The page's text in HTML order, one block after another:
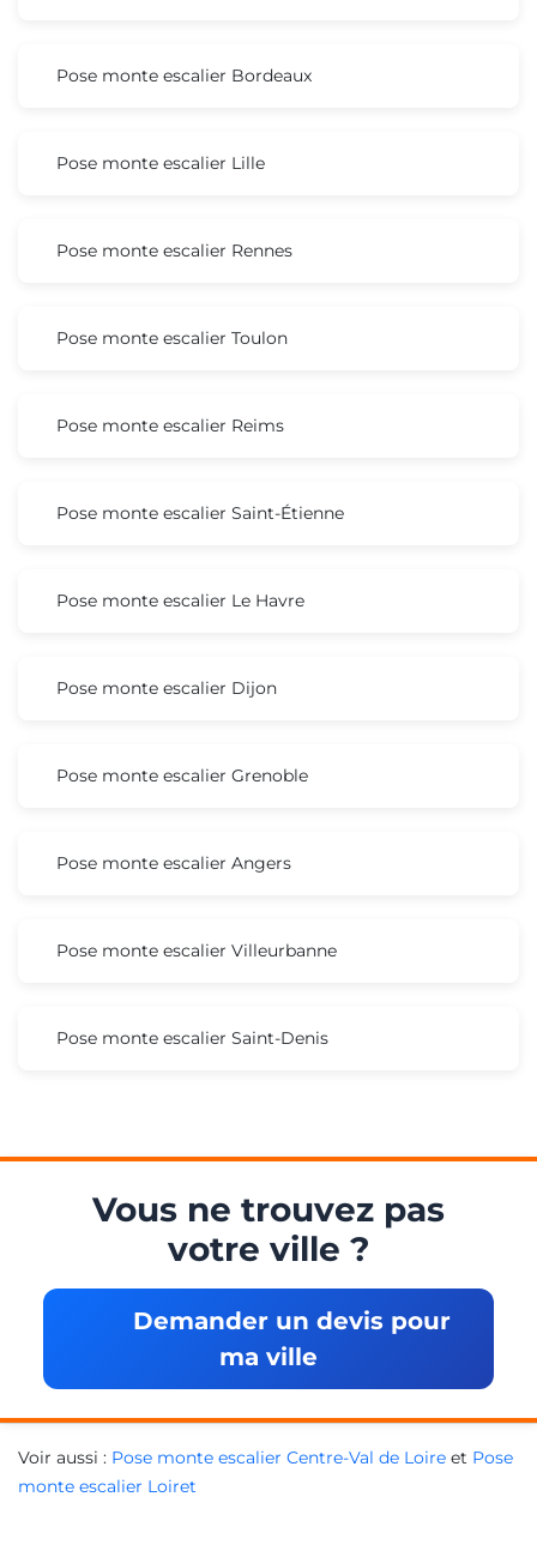
Pose monte escalier Bordeaux
Pose monte escalier Lille
Pose monte escalier Rennes
Pose monte escalier Toulon
Pose monte escalier Reims
Pose monte escalier Saint-Étienne
Pose monte escalier Le Havre
Pose monte escalier Dijon
Pose monte escalier Grenoble
Pose monte escalier Angers
Pose monte escalier Villeurbanne
Pose monte escalier Saint-Denis
Vous ne trouvez pas
votre ville ?
Demander un devis pour
ma ville
Voir aussi : Pose monte escalier Centre-Val de Loire et Pose
monte escalier Loiret